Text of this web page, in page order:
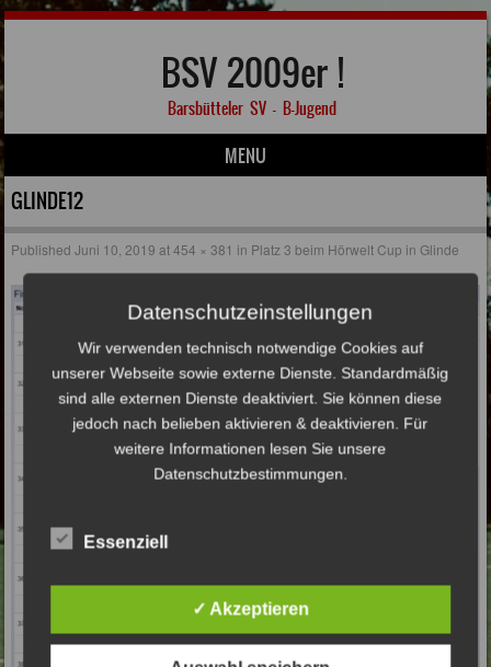
BSV 2009er !
Barsbütteler SV – B-Jugend
MENU
Skip to content
GLINDE12
PublishedJuni 10, 2019 at454 × 381 in Platz 3 beim Hörwelt Cup in Glinde
Datenschutzeinstellungen
Wir verwenden technisch notwendige Cookies auf
unserer Webseite sowie externe Dienste. Standardmäßig
sind alle externen Dienste deaktiviert. Sie können diese
jedoch nach belieben aktivieren & deaktivieren. Für
weitere Informationen lesen Sie unsere
Datenschutzbestimmungen.
Essenziell
✓ Akzeptieren